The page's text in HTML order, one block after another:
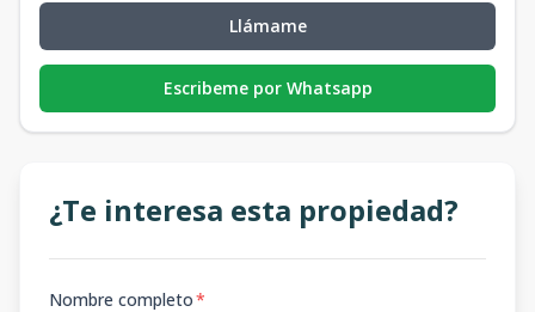
Llámame
Escribeme por Whatsapp
¿Te interesa esta propiedad?
Nombre completo*